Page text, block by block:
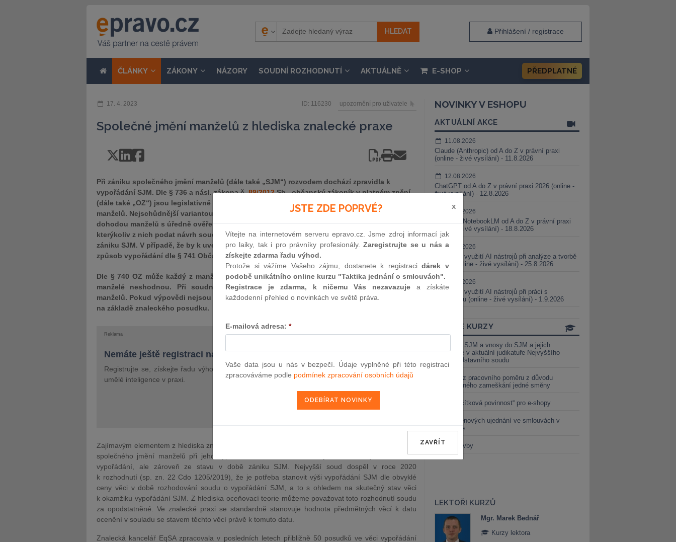
Přihlášení / registrace
ČLÁNKY ZÁKONY NÁZORY SOUDNÍ ROZHODNUTÍ AKTUÁLNĚ E-SHOP PŘEDPLATNÉ
17. 4. 2023 ID: 116230 upozornění pro uživatele
Společné jmění manželů z hlediska znalecké praxe
Při zániku společného jmění manželů (dále také „SJM“) rozvodem dochází zpravidla k
vypořádání SJM. Dle § 736 a násl. zákona č.89/2012Sb., občanský zákoník v platném znění
(dále také „OZ“) jsou legislativně upraveny tři možnosti vypořádání společného jmění
manželů. Nejschůdnější variantou pro všechny strany je vypořádání SJM písemnou
dohodou manželů s úředně ověřenými podpisy. Pokud manželé nedosáhnou shody, může
kterýkoliv z nich podat návrh soudu na vypořádání SJM. K tomu musí dojít do tří let po
zániku SJM. V případě, že by k uvedenému nedošlo ve stanovené lhůtě, bude využit třetí
způsob vypořádání dle § 741 Občanského zákoníku.
Dle § 740 OZ může každý z manželů navrhnout, aby o vypořádání rozhodl soud, pokud se
manželé neshodnou. Při soudním řízení soud zpravidla vychází ze shodných tvrzení
manželů. Pokud výpovědi nejsou totožné, jmenuje soud znalce a hodnota SJM se stanovuje
na základě znaleckého posudku.
Reklama
Nemáte ještě registraci na epravo.cz?
Registrujte se, získejte řadu výhod a jako dárek Vám zašleme aktuální online kurz na využití
umělé inteligence v praxi.
Zajímavým elementem z hlediska znalecké praxe je otázka, k jakému okamžiku se oceňuje majetek
společného jmění manželů při jeho vypořádání. V minulosti soud vycházel z ceny věci v době
vypořádání, ale zároveň ze stavu v době zániku SJM. Nejvyšší soud dospěl v roce 2020
k rozhodnutí (sp. zn. 22 Cdo 1205/2019), že je potřeba stanovit výši vypořádání SJM dle obvyklé
ceny věci v době rozhodování soudu o vypořádání SJM, a to s ohledem na skutečný stav věci
k okamžiku vypořádání SJM. Z hlediska oceňovací teorie můžeme považovat toto rozhodnutí soudu
za opodstatněné. Ve znalecké praxi se standardně stanovuje hodnota předmětných věcí k datu
ocenění v souladu se stavem těchto věcí právě k tomuto datu.
Znalecká kancelář EqSA zpracovala v posledních letech přibližně 50 posudků ve věci vypořádání
NOVINKY V ESHOPU
AKTUÁLNÍ AKCE
11.08.2026
Claude (Anthropic) od A do Z v právní praxi
(online - živé vysílání) - 11.8.2026
12.08.2026
ChatGPT od A do Z v právní praxi 2026 (online -
živé vysílání) - 12.8.2026
18.08.2026
Gemini a NotebookLM od A do Z v právní praxi
(online - živé vysílání) - 18.8.2026
25.08.2026
Praktické využití AI nástrojů při analýze a tvorbě
smluv (online - živé vysílání) - 25.8.2026
01.09.2026
Praktické využití AI nástrojů při práci s
judikaturou (online - živé vysílání) - 1.9.2026
ONLINE KURZY
Vnosy ze SJM a vnosy do SJM a jejich
valorizace v aktuální judikatuře Nejvyššího
soudu a Ústavního soudu
Výpověď z pracovního poměru z důvodu
neomluveného zameškání jedné směny
Nová „tlačítková povinnost“ pro e-shopy
Změna cenových ujednání ve smlouvách v
energetice
Černé stavby
LEKTOŘI KURZŮ
JUDr. Tomáš Nielsen
JUDr. Tomáš Sokol
Mgr. Marek Bednář
Kurzy lektora
JSTE ZDE POPRVÉ? x
Vítejte na internetovém serveru epravo.cz. Jsme zdroj informací jak
pro laiky, tak i pro právníky profesionály.Zaregistrujte se u nás a
získejte zdarma řadu výhod.
Protože si vážíme Vašeho zájmu, dostanete k registracidárek v
podobě unikátního online kurzu "Taktika jednání o smlouvách".
Registrace je zdarma, k ničemu Vás nezavazuje a získáte
každodenní přehled o novinkách ve světě práva.
E-mailová adresa: *
Vaše data jsou u nás v bezpečí. Údaje vyplněné při této registraci
zpracováváme podle podmínek zpracování osobních údajů
ZAVŘÍT